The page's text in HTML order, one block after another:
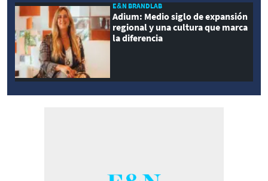
E&N BRANDLAB
Adium: Medio siglo de expansión
regional y una cultura que marca
la diferencia